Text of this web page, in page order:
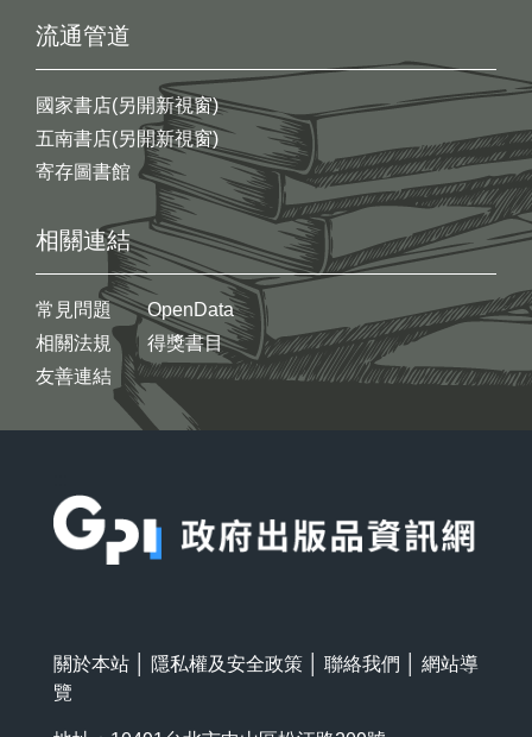
流通管道
國家書店(另開新視窗)
五南書店(另開新視窗)
寄存圖書館
相關連結
常見問題
相關法規
友善連結
OpenData
得獎書目
關於本站 隱私權及安全政策 聯絡我們
網站導
覽